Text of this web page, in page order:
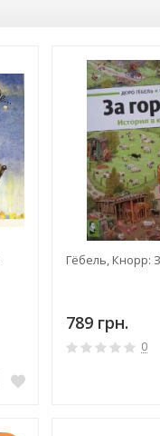
Гёбель, Кнорр:
789 грн.
0